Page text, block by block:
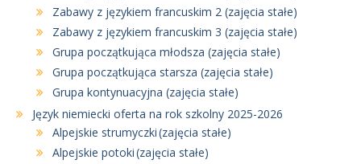
Zabawy z językiem francuskim 2 (zajęcia stałe)
Zabawy z językiem francuskim 3 (zajęcia stałe)
Grupa początkująca młodsza (zajęcia stałe)
Grupa początkująca starsza (zajęcia stałe)
Grupa kontynuacyjna (zajęcia stałe)
Język niemiecki oferta na rok szkolny 2025-2026
Alpejskie strumyczki (zajęcia stałe)
Alpejskie potoki (zajęcia stałe)